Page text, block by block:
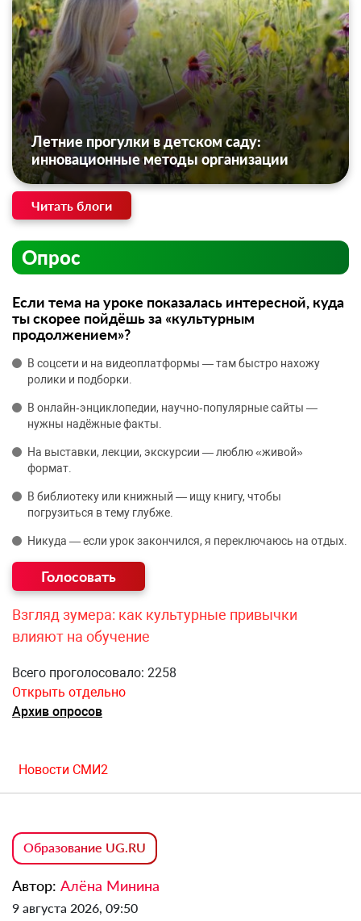
Летние прогулки в детском саду:
инновационные методы организации
Читать блоги
Опрос
Если тема на уроке показалась интересной, куда
ты скорее пойдёшь за «культурным
продолжением»?
В соцсети и на видеоплатформы — там быстро нахожу
ролики и подборки.
В онлайн‑энциклопедии, научно‑популярные сайты —
нужны надёжные факты.
На выставки, лекции, экскурсии — люблю «живой»
формат.
В библиотеку или книжный — ищу книгу, чтобы
погрузиться в тему глубже.
Никуда — если урок закончился, я переключаюсь на отдых.
Взгляд зумера: как культурные привычки
влияют на обучение
Всего проголосовало: 2258
Открыть отдельно
Архив опросов
Новости СМИ2
Образование UG.RU
Автор: Алёна Минина
9 августа 2026, 09:50